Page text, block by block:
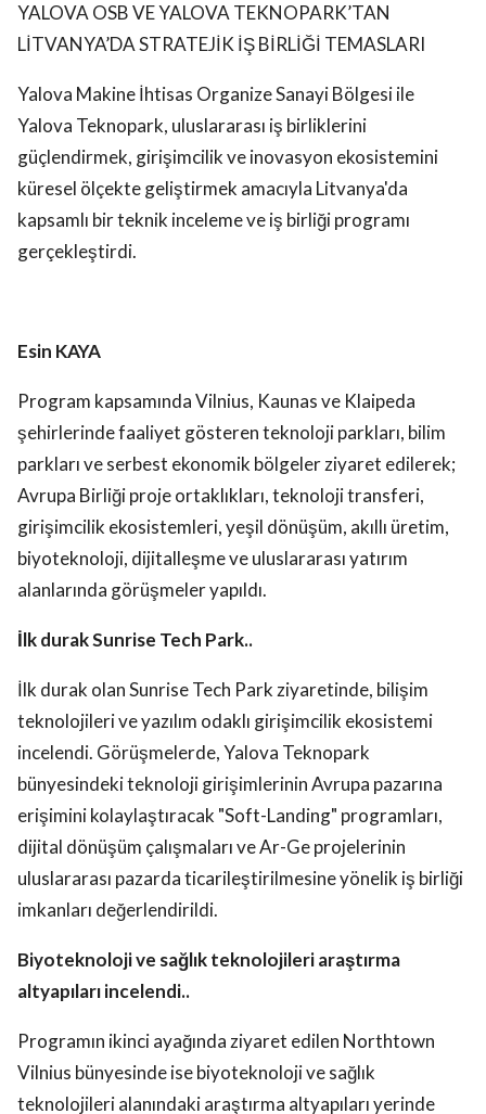
YALOVA OSB VE YALOVA TEKNOPARK’TAN
LİTVANYA’DA STRATEJİK İŞ BİRLİĞİ TEMASLARI
Yalova Makine İhtisas Organize Sanayi Bölgesi ile
Yalova Teknopark, uluslararası iş birliklerini
güçlendirmek, girişimcilik ve inovasyon ekosistemini
küresel ölçekte geliştirmek amacıyla Litvanya'da
kapsamlı bir teknik inceleme ve iş birliği programı
gerçekleştirdi.
Esin KAYA
Program kapsamında Vilnius, Kaunas ve Klaipeda
şehirlerinde faaliyet gösteren teknoloji parkları, bilim
parkları ve serbest ekonomik bölgeler ziyaret edilerek;
Avrupa Birliği proje ortaklıkları, teknoloji transferi,
girişimcilik ekosistemleri, yeşil dönüşüm, akıllı üretim,
biyoteknoloji, dijitalleşme ve uluslararası yatırım
alanlarında görüşmeler yapıldı.
İlk durak Sunrise Tech Park..
İlk durak olan Sunrise Tech Park ziyaretinde, bilişim
teknolojileri ve yazılım odaklı girişimcilik ekosistemi
incelendi. Görüşmelerde, Yalova Teknopark
bünyesindeki teknoloji girişimlerinin Avrupa pazarına
erişimini kolaylaştıracak "Soft-Landing" programları,
dijital dönüşüm çalışmaları ve Ar-Ge projelerinin
uluslararası pazarda ticarileştirilmesine yönelik iş birliği
imkanları değerlendirildi.
Biyoteknoloji ve sağlık teknolojileri araştırma
altyapıları incelendi..
Programın ikinci ayağında ziyaret edilen Northtown
Vilnius bünyesinde ise biyoteknoloji ve sağlık
teknolojileri alanındaki araştırma altyapıları yerinde